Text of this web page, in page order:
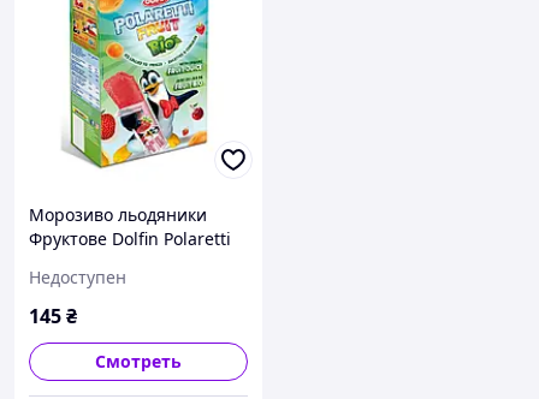
Морозиво льодяники
Фруктове Dolfin Polaretti
Juice Долфін палички для
Замороження
Недоступен
145₴
Смотреть